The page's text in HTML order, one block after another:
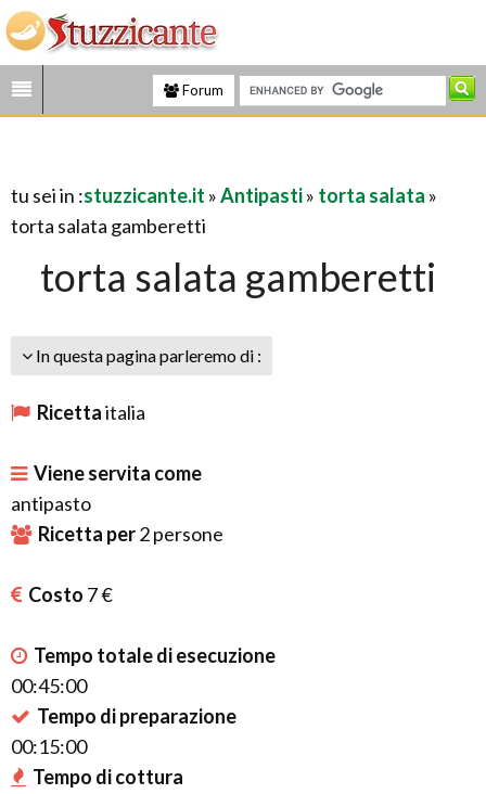
Forum
tu sei in :stuzzicante.it »Antipasti» torta salata »
torta salata gamberetti
torta salata gamberetti
In questa pagina parleremo di :
Ricettaitalia
Viene servita come
antipasto
Ricetta per2persone
Costo 7 €
Tempo totale di esecuzione
00:45:00
Tempo di preparazione
00:15:00
Tempo di cottura